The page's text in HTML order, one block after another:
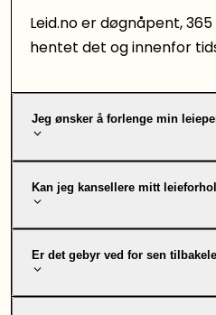
Leid.no er døgnåpent,
hentet det og innenfor
Jeg ønsker å forlenge min
Kan jeg kansellere mitt
Er det gebyr ved for sen